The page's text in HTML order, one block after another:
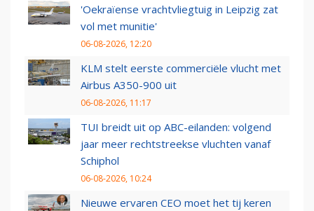
'Oekraïense vrachtvliegtuig in Leipzig zat
vol met munitie'
06-08-2026, 12:20
KLM stelt eerste commerciële vlucht met
Airbus A350-900 uit
06-08-2026, 11:17
TUI breidt uit op ABC-eilanden: volgend
jaar meer rechtstreekse vluchten vanaf
Schiphol
06-08-2026, 10:24
Nieuwe ervaren CEO moet het tij keren